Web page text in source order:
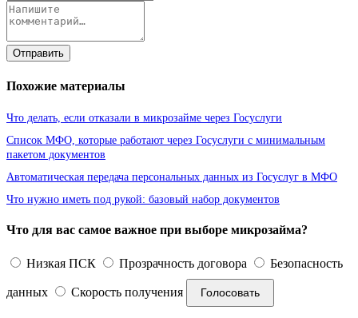
Отправить
Похожие материалы
Что делать, если отказали в микрозайме через Госуслуги
Список МФО, которые работают через Госуслуги с минимальным
пакетом документов
Автоматическая передача персональных данных из Госуслуг в МФО
Что нужно иметь под рукой: базовый набор документов
Что для вас самое важное при выборе микрозайма?
Низкая ПСК Прозрачность договора Безопасность
данных Скорость получения Голосовать